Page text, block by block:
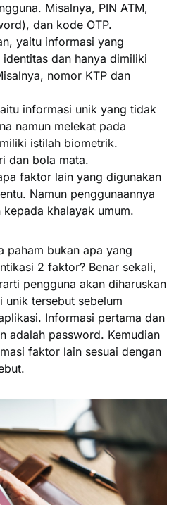
Misalnya, PIN ATM,
dan kode OTP.
yaitu informasi yang
dan hanya dimiliki
nomor KTP dan
informasi unik yang tidak
namun melekat pada
istilah biometrik.
dan bola mata.
faktor lain yang digunakan
Namun penggunaannya
khalayak umum.
paham bukan apa yang
2 faktor? Benar sekali,
pengguna akan diharuskan
unik tersebut sebelum
Informasi pertama dan
adalah password. Kemudian
faktor lain sesuai dengan